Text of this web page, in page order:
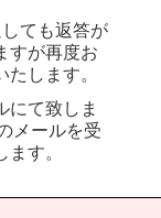
ても返答が
すが再度お
します。
にて致しま
メールを受
す。